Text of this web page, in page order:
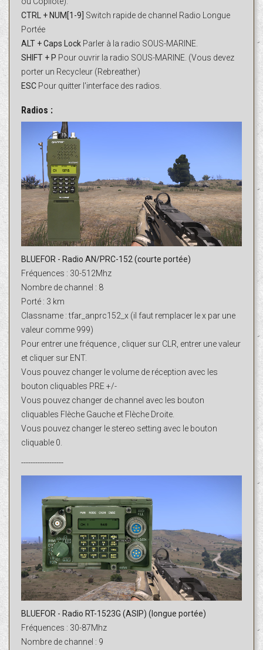
CTRL + NUM[1-9] Switch rapide de channel Radio Longue
Portée
ALT + Caps Lock Parler à la radio SOUS-MARINE.
SHIFT + P Pour ouvrir la radio SOUS-MARINE. (Vous devez
porter un Recycleur (Rebreather)
ESC Pour quitter l'interface des radios.
Radios :
BLUEFOR - Radio AN/PRC-152 (courte portée)
Fréquences : 30-512Mhz
Nombre de channel : 8
Porté : 3 km
Classname : tfar_anprc152_x (il faut remplacer le x par une
valeur comme 999)
Pour entrer une fréquence , cliquer sur CLR, entrer une valeur
et cliquer sur ENT.
Vous pouvez changer le volume de réception avec les
bouton cliquables PRE +/-
Vous pouvez changer de channel avec les bouton
cliquables Flèche Gauche et Flèche Droite.
Vous pouvez changer le stereo setting avec le bouton
cliquable 0.
------------------
BLUEFOR - Radio RT-1523G (ASIP) (longue portée)
Fréquences : 30-87Mhz
Nombre de channel : 9